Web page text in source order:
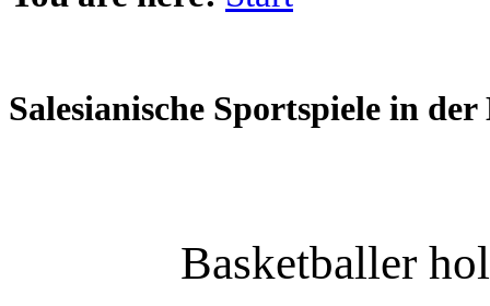
Salesianische Sportspiele in
Basketballer